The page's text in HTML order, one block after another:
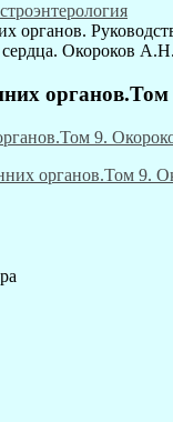
органов.
Окороков